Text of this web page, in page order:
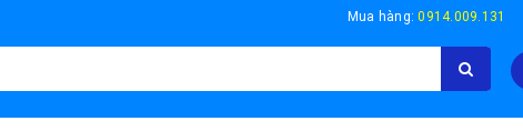
Mua hàng:0914.009.131